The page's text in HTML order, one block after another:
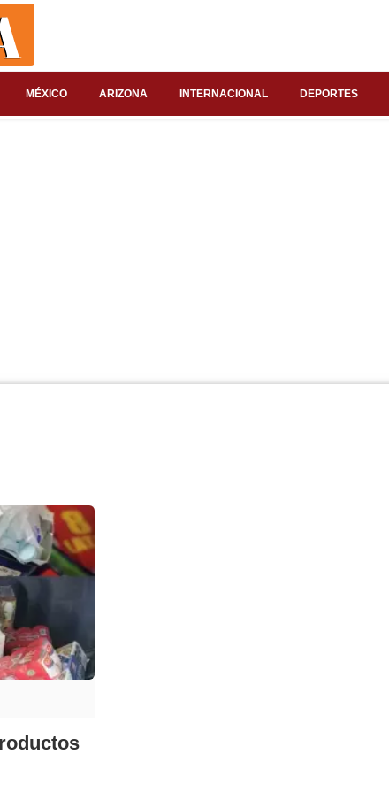
MÉXICO ARIZONA INTERNACIONAL DEPORTES